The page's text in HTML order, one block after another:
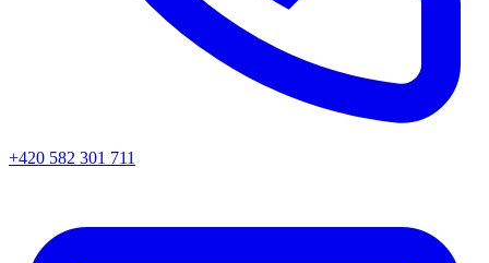
+420 582 301 711